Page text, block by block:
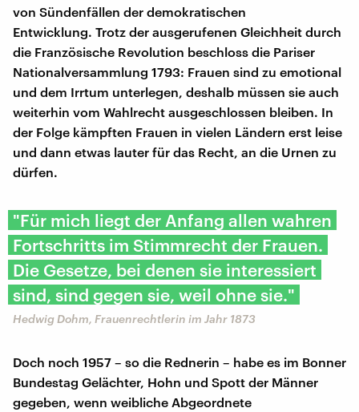
von Sündenfällen der demokratischen
Entwicklung. Trotz der ausgerufenen Gleichheit durch
die Französische Revolution beschloss die Pariser
Nationalversammlung 1793: Frauen sind zu emotional
und dem Irrtum unterlegen, deshalb müssen sie auch
weiterhin vom Wahlrecht ausgeschlossen bleiben. In
der Folge kämpften Frauen in vielen Ländern erst leise
und dann etwas lauter für das Recht, an die Urnen zu
dürfen.
"Für mich liegt der Anfang allen wahren
Fortschritts im Stimmrecht der Frauen.
Die Gesetze, bei denen sie interessiert
sind, sind gegen sie, weil ohne sie."
Hedwig Dohm, Frauenrechtlerin im Jahr 1873
Doch noch 1957 – so die Rednerin – habe es im Bonner
Bundestag Gelächter, Hohn und Spott der Männer
gegeben, wenn weibliche Abgeordnete